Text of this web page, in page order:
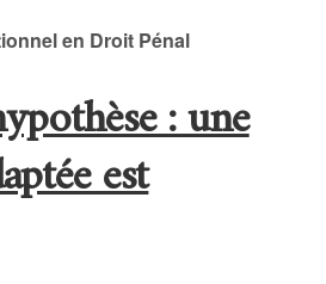
en Droit Pénal
: une
est